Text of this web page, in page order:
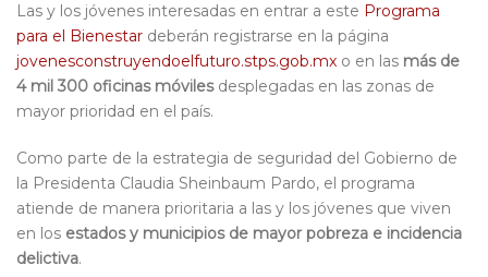
Las y los jóvenes interesadas en entrar a este Programa
para el Bienestar deberán registrarse en la página
jovenesconstruyendoelfuturo.stps.gob.mx o en las más de
4 mil 300 oficinas móvilesdesplegadas en las zonas de
mayor prioridad en el país.
Como parte de la estrategia de seguridad del Gobierno de
la Presidenta Claudia Sheinbaum Pardo, el programa
atiende de manera prioritaria a las y los jóvenes que viven
en los estados y municipios de mayor pobreza e incidencia
delictiva.